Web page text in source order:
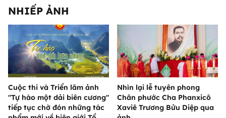
NHIẾP ẢNH
Cuộc thi và Triển lãm ảnh
"Tự hào một dải biên cương"
tiếp tục chờ đón những tác
Nhìn lại lễ tuyên phong
Chân phước Cha Phanxicô
Xaviê Trương Bửu Diệp qua